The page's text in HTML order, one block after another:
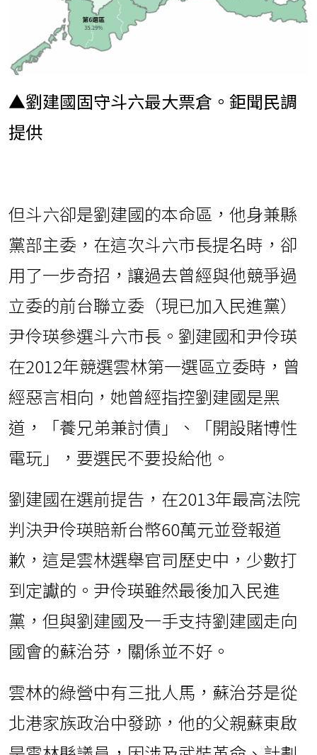
▲劉建國固守斗六最大票倉。鉅聞民調
提供
但斗六卻是劉建國的本命區，他身兼縣
黨部主委，在這次斗六市長提名時，卻
用了一步奇招，讓過去曾經與他競爭過
立委的前台聯立委（現已加入民進黨）
尹伶瑛參選斗六市長。劉建國和尹伶瑛
在2012年競選雲林第一選區立委時，曾
經惡言相向，她曾經指控劉建國是黑
道，「養兄弟兼討債」、「開設賭博性
電玩」，要選民不要投給他。
劉建國在選前提告，在2013年最高法院
判決尹伶瑛賠新台幣60萬元並登報道
歉，這是雲林選舉官司歷史中，少數打
到定讞的。尹伶瑛雖然最後加入民進
黨，但與劉建國及一手支持劉建國走向
國會的蘇治芬，關係並不好。
雲林的綠營中有三批人馬，蘇治芬是從
北港家族政治中發跡，他的父親蘇東啟